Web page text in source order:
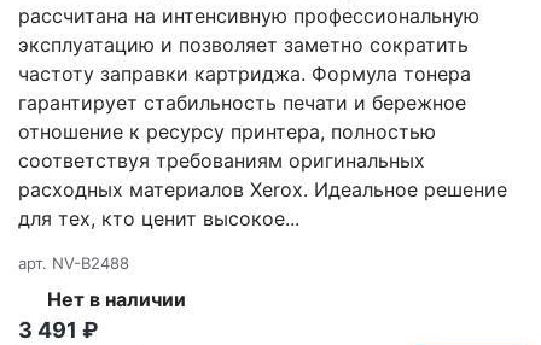
рассчитана на интенсивную профессиональную
эксплуатацию и позволяет заметно сократить
частоту заправки картриджа. Формула тонера
гарантирует стабильность печати и бережное
отношение к ресурсу принтера, полностью
соответствуя требованиям оригинальных
расходных материалов Xerox. Идеальное решение
для тех, кто ценит высокое...
арт. NV-B2488
Нет в наличии
3 491 ₽